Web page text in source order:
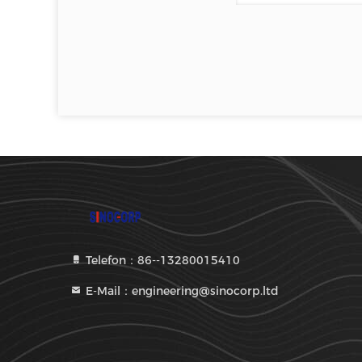
Telefon：86--13280015410
E-Mail：engineering@sinocorp.ltd